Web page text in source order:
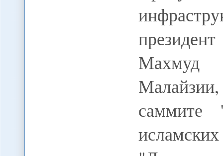
Махмуд
Малайзии,
саммите